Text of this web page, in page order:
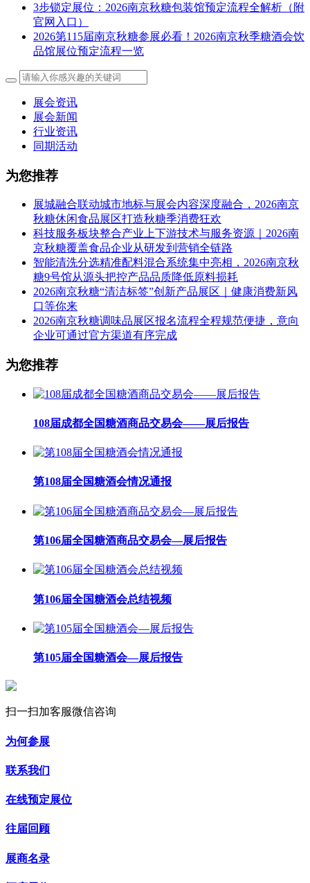
3步锁定展位：2026南京秋糖包装馆预定流程全解析（附
官网入口）
2026第115届南京秋糖参展必看！2026南京秋季糖酒会饮
品馆展位预定流程一览
展会资讯
展会新闻
行业资讯
同期活动
为您推荐
展城融合联动城市地标与展会内容深度融合，2026南京
秋糖休闲食品展区打造秋糖季消费狂欢
科技服务板块整合产业上下游技术与服务资源｜2026南
京秋糖覆盖食品企业从研发到营销全链路
智能清洗分选精准配料混合系统集中亮相，2026南京秋
糖9号馆从源头把控产品品质降低原料损耗
2026南京秋糖“清洁标签”创新产品展区｜健康消费新风
口等你来
2026南京秋糖调味品展区报名流程全程规范便捷，意向
企业可通过官方渠道有序完成
为您推荐
108届成都全国糖酒商品交易会——展后报告
第108届全国糖酒会情况通报
第106届全国糖酒商品交易会—展后报告
第106届全国糖酒会总结视频
第105届全国糖酒会—展后报告
扫一扫加客服微信咨询
为何参展
联系我们
在线预定展位
往届回顾
展商名录